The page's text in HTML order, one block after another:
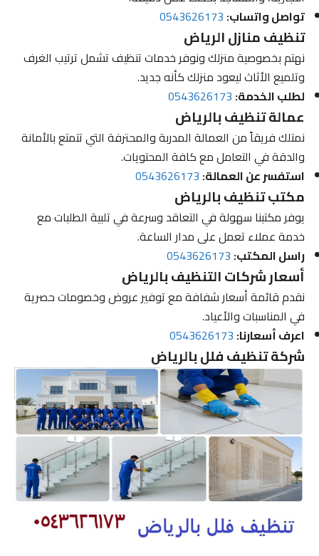
تواصل واتساب:0543626173
تنظيف منازل الرياض
نهتم بخصوصية منزلك ونوفر خدمات تنظيف تشمل ترتيب الغرف
وتلميع الأثاث ليعود منزلك كأنه جديد.
لطلب الخدمة:0543626173
عمالة تنظيف بالرياض
نمتلك فريقاً من العمالة المدربة والمحترفة التي تتمتع بالأمانة
والدقة في التعامل مع كافة المحتويات.
استفسر عن العمالة:0543626173
مكتب تنظيف بالرياض
يوفر مكتبنا سهولة في التعاقد وسرعة في تلبية الطلبات مع
خدمة عملاء تعمل على مدار الساعة.
راسل المكتب:0543626173
أسعار شركات التنظيف بالرياض
نقدم قائمة أسعار شفافة مع توفير عروض وخصومات حصرية
في المناسبات والأعياد.
اعرف أسعارنا:0543626173
شركة تنظيف فلل بالرياض